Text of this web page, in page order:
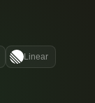
Linear